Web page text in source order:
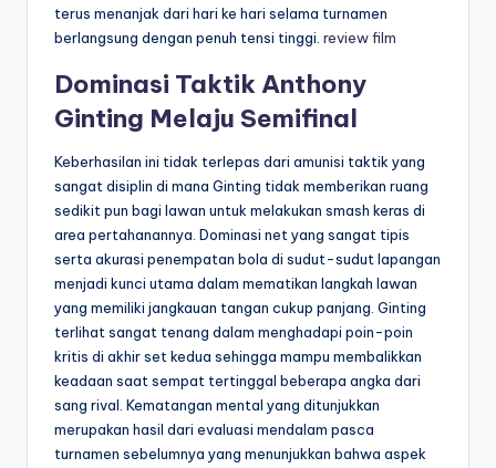
terus menanjak dari hari ke hari selama turnamen
berlangsung dengan penuh tensi tinggi. review film
Dominasi Taktik Anthony
Ginting Melaju Semifinal
Keberhasilan ini tidak terlepas dari amunisi taktik yang
sangat disiplin di mana Ginting tidak memberikan ruang
sedikit pun bagi lawan untuk melakukan smash keras di
area pertahanannya. Dominasi net yang sangat tipis
serta akurasi penempatan bola di sudut-sudut lapangan
menjadi kunci utama dalam mematikan langkah lawan
yang memiliki jangkauan tangan cukup panjang. Ginting
terlihat sangat tenang dalam menghadapi poin-poin
kritis di akhir set kedua sehingga mampu membalikkan
keadaan saat sempat tertinggal beberapa angka dari
sang rival. Kematangan mental yang ditunjukkan
merupakan hasil dari evaluasi mendalam pasca
turnamen sebelumnya yang menunjukkan bahwa aspek